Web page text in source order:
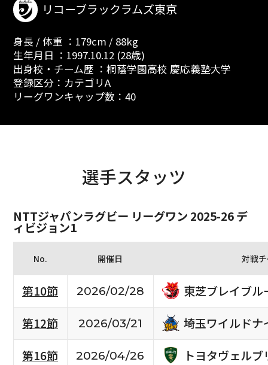
リコーブラックラムズ東京
身長 / 体重 ：179cm / 88kg
生年月日 ：1997.10.12 (28歳)
出身校・チーム歴 ：桐蔭学園高校 慶応義塾大学
登録区分：カテゴリA
リーグワンキャップ数：40
選手スタッツ
NTTジャパンラグビー リーグワン 2025-26 デ
ィビジョン1
No. 開催日 対戦
第10節 2026/02/28
東芝ブレイブル
第12節
2026/03/21
埼玉ワイルドナ
第16節
2026/04/26
トヨタヴェルブ